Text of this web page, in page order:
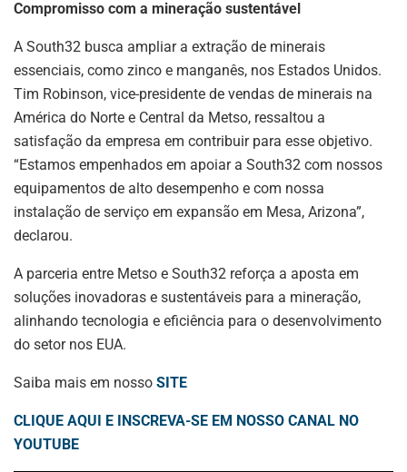
Compromisso com a mineração sustentável
A South32 busca ampliar a extração de minerais
essenciais, como zinco e manganês, nos Estados Unidos.
Tim Robinson, vice-presidente de vendas de minerais na
América do Norte e Central da Metso, ressaltou a
satisfação da empresa em contribuir para esse objetivo.
“Estamos empenhados em apoiar a South32 com nossos
equipamentos de alto desempenho e com nossa
instalação de serviço em expansão em Mesa, Arizona”,
declarou.
A parceria entre Metso e South32 reforça a aposta em
soluções inovadoras e sustentáveis para a mineração,
alinhando tecnologia e eficiência para o desenvolvimento
do setor nos EUA.
Saiba mais em nosso SITE
CLIQUE AQUI E INSCREVA-SE EM NOSSO CANAL NO
YOUTUBE
ASSINE NOSSA
NEWSLETTER
Fique atualizado com as últimas
notíciase inovações do setor mineral